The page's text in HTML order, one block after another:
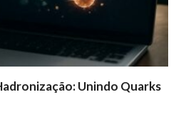
Unindo Quarks